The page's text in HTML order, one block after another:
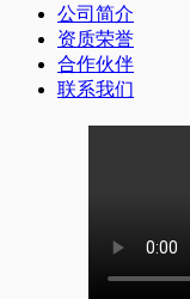
公司简介
资质荣誉
合作伙伴
联系我们